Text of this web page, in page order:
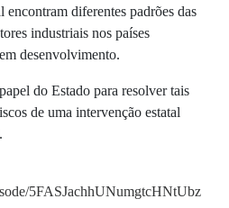
diferentes padrões das
industriais nos países
desenvolvimento.
do Estado para resolver tais
de uma intervenção estatal
5FASJachhUNumgtcHNtUbz